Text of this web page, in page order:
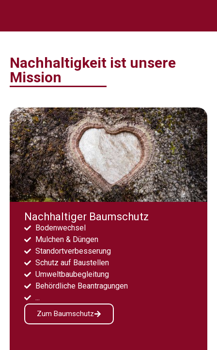
Nachhaltigkeit ist unsere
Mission
Nachhaltiger Baumschutz
Bodenwechsel
Mulchen & Düngen
Standortverbesserung
Schutz auf Baustellen
Umweltbaubegleitung
Behördliche Beantragungen
...
Zum Baumschutz